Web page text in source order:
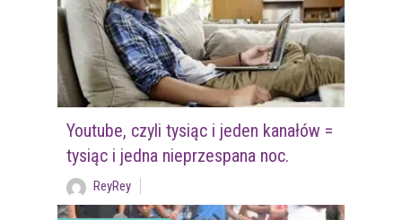
Youtube, czyli tysiąc i jeden kanałów =
tysiąc i jedna nieprzespana noc.
ReyRey